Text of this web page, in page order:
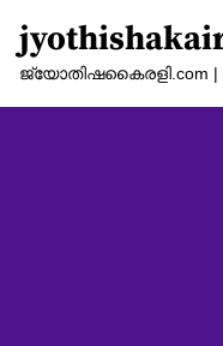
theജ്യോതിഷകൈരളി.com |